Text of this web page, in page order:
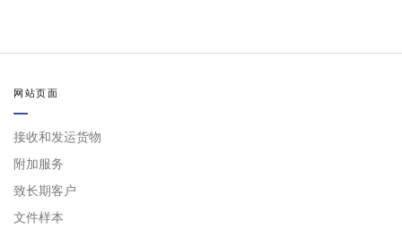
网站页面
接收和发运货物
附加服务
致长期客户
文件样本